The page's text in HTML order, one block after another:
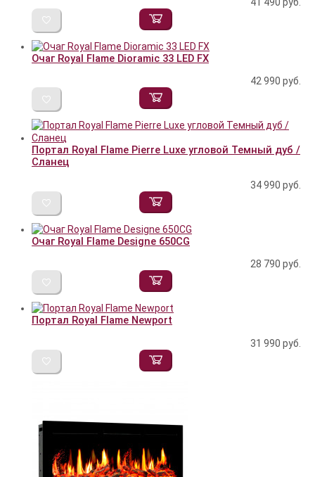
Очаг Royal Flame Dioramic 33 LED FX
42 990 руб.
Портал Royal Flame Pierre Luxe угловой Темный дуб /
Сланец
34 990 руб.
Очаг Royal Flame Designe 650CG
28 790 руб.
Портал Royal Flame Newport
31 990 руб.